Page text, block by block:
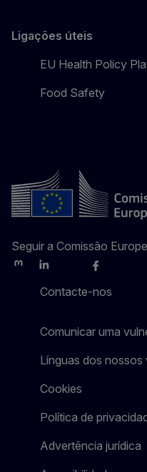
Ligações úteis
EU Health Policy
Food Safety
Seguir a Comissão
MastodonLinkedInBlueskyFacebook
Contacte-nos
Comunicar uma
Línguas dos nossos
Cookies
Política de
Advertência jurídica